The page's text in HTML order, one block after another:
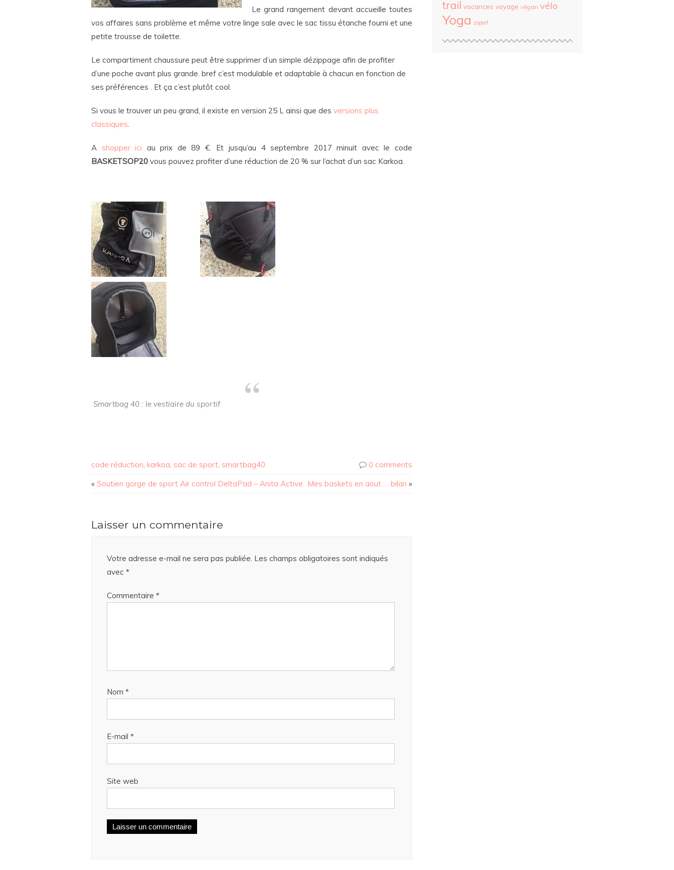
Le grand rangement devant accueille toutes
vos affaires sans problème et même votre linge sale avec le sac tissu étanche fourni et une
petite trousse de toilette.
Le compartiment chaussure peut être supprimer d’un simple dézippage afin de profiter
d’une poche avant plus grande. bref c’est modulable et adaptable à chacun en fonction de
ses préférences . Et ça c’est plutôt cool.
Si vous le trouver un peu grand, il existe en version 25 L ainsi que des versions plus
classiques.
A shopper ici au prix de 89 €. Et jusqu’au 4 septembre 2017 minuit avec le code
BASKETSOP20 vous pouvez profiter d’une réduction de 20 % sur l’achat d’un sac Karkoa.
Smartbag 40 : le vestiaire du sportif
code réduction, karkoa, sac de sport, smartbag40
0 comments
« Soutien gorge de sport Air control DeltaPad – Anita Active Mes baskets en aout … bilan »
Laisser un commentaire
Votre adresse e-mail ne sera pas publiée. Les champs obligatoires sont indiqués
avec *
Commentaire *
Nom *
E-mail *
Site web
trail vacances voyage végan vélo
Yoga zsport